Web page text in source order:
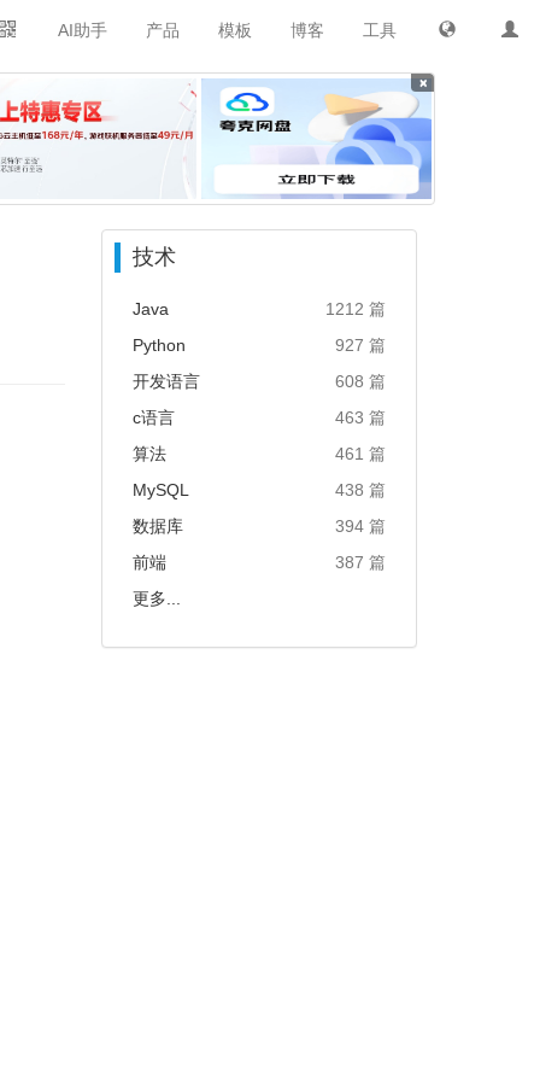
工具
博客
模板
产品
AI助手
×
技术
Java
1212 篇
Python
927 篇
开发语言
608 篇
c语言
463 篇
算法
461 篇
MySQL
438 篇
数据库
394 篇
前端
387 篇
更多...